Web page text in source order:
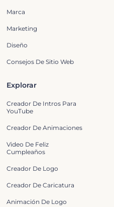
Marca
Marketing
Diseño
Consejos De Sitio Web
Explorar
Creador De Intros Para
YouTube
Creador De Animaciones
Video De Feliz
Cumpleaños
Creador De Logo
Creador De Caricatura
Animación De Logo